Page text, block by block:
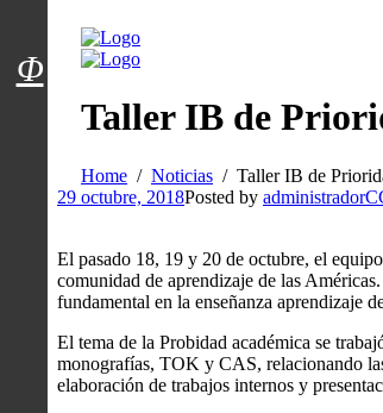
Menú usuarios
Taller IB de
Home Noticias
Taller IB de
29 octubre, 2018Posted by
El pasado 18, 19 y 20 de octubre, el
comunidad de aprendizaje de las
fundamental en la enseñanza aprendizaje
El tema de la Probidad académica se
monografías, TOK y CAS, relacionando
elaboración de trabajos internos y
Φ